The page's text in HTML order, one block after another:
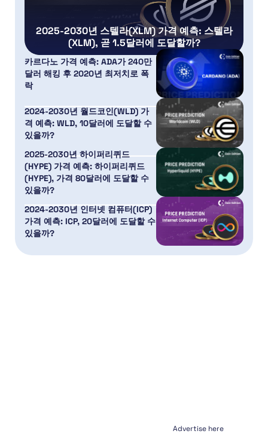
2025-2030년 스텔라(XLM) 가격 예측: 스텔라
(XLM), 곧 1.5달러에 도달할까?
카르다노 가격 예측: ADA가 240만
달러 해킹 후 2020년 최저치로 폭
락
2024-2030년 월드코인(WLD) 가
격 예측: WLD, 10달러에 도달할 수
있을까?
2025-2030년 하이퍼리퀴드
(HYPE) 가격 예측: 하이퍼리퀴드
(HYPE), 가격 80달러에 도달할 수
있을까?
2024-2030년 인터넷 컴퓨터(ICP)
가격 예측: ICP, 20달러에 도달할 수
있을까?
Advertise here